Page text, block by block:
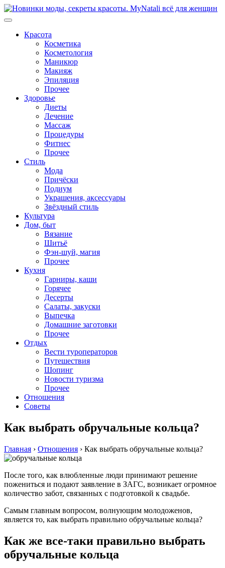
Перейти
к
Красота
Косметика
Косметология
Маникюр
Макияж
Эпиляция
Прочее
Здоровье
Диеты
Лечение
Массаж
Процедуры
Фитнес
Прочее
Стиль
Мода
Причёски
Подиум
Украшения, аксессуары
Звёздный стиль
Культура
Дом, быт
Вязание
Шитьё
Фэн-шуй, магия
Прочее
Кухня
Гарниры, каши
Горячее
Десерты
Салаты, закуски
Выпечка
Домашние заготовки
Прочее
Отдых
Вести туроператоров
Путешествия
Шопинг
Новости туризма
Прочее
Отношения
Советы
Как выбрать обручальные кольца?
Главная › Отношения › Как выбрать обручальные кольца?
После того, как влюбленные люди принимают решение
пожениться и подают заявление в ЗАГС, возникает огромное
количество забот, связанных с подготовкой к свадьбе.
Самым главным вопросом, волнующим молодоженов,
является то, как выбрать правильно обручальные кольца?
Как же все-таки правильно выбрать
обручальные кольца